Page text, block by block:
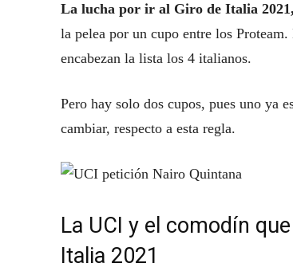
La lucha por ir al Giro de Italia
la pelea por un cupo entre los
encabezan la lista los 4 italianos.
Pero hay solo dos cupos, pues uno ya
cambiar, respecto a esta regla.
La UCI y el comodín
Italia 2021